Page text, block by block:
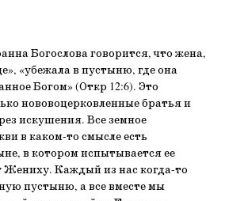
Богослова говорится, что жена,
«убежала в пустыню, где она
Богом» (Откр 12:6). Это
нововоцерковленные братья и
искушения. Все земное
в каком-то смысле есть
в котором испытывается ее
Жениху. Каждый из нас когда-то
пустыню, а все вместе мы